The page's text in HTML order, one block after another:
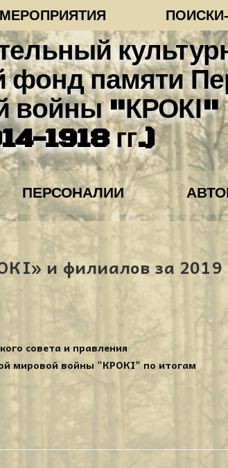
МЕРОПРИЯТИЯ
фонд памяти
войны "КРОКІ"
1918 гг.)
ПЕРСОНАЛИИ
и филиалов за 2019
совета и правления
мировой войны "КРОКІ" по итогам